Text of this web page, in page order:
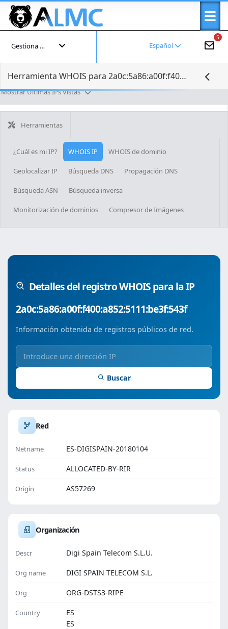
5
Español
Gestiona tu cuenta
Herramienta WHOIS para 2a0c:5a86:a00f:f400:a852:5111:be3f:543f
Mostrar Últimas IPs Vistas
Herramientas
¿Cuál es mi IP? WHOIS IP WHOIS de dominio
Geolocalizar IP Búsqueda DNS Propagación DNS
Búsqueda ASN Búsqueda inversa
Monitorización de dominios Compresor de Imágenes
Detalles del registro WHOIS para la IP
2a0c:5a86:a00f:f400:a852:5111:be3f:543f
Información obtenida de registros públicos de red.
Buscar
Red
Netname ES-DIGISPAIN-20180104
Status ALLOCATED-BY-RIR
Origin AS57269
Organización
Descr Digi Spain Telecom S.L.U.
Org name DIGI SPAIN TELECOM S.L.
Org ORG-DSTS3-RIPE
Country
ES
ES